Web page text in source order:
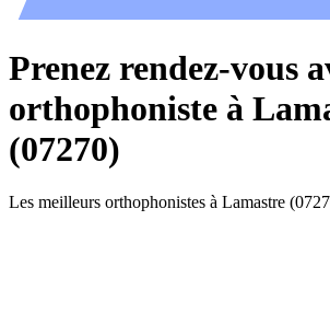
Prenez rendez-vous
orthophoniste à
(07270)
Les meilleurs orthophonistes à Lamastre